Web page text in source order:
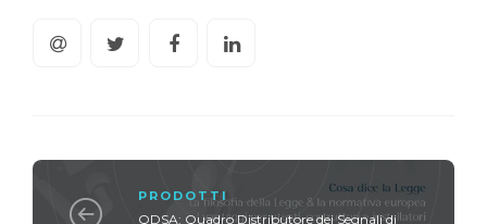
PRODOTTI
QDSA: Quadro Distributore dei Segnali di